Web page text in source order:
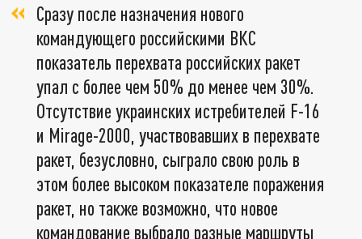
Сразу после назначения нового
командующего российскими ВКС
показатель перехвата российских ракет
упал с более чем 50% до менее чем 30%.
Отсутствие украинских истребителей F-16
и Mirage-2000, участвовавших в перехвате
ракет, безусловно, сыграло свою роль в
этом более высоком показателе поражения
ракет, но также возможно, что новое
командование выбрало разные маршруты